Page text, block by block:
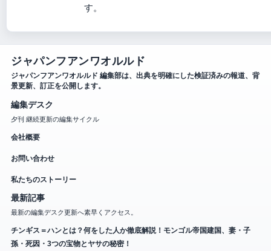
す。
ジャパンフアンワオルルド
ジャパンフアンワオルルド 編集部は、出典を明確にした検証済みの報道、背
景更新、訂正を公開します。
編集デスク
夕刊 継続更新の編集サイクル
会社概要
お問い合わせ
私たちのストーリー
最新記事
最新の編集デスク更新へ素早くアクセス。
チンギス＝ハンとは？何をした人か徹底解説！モンゴル帝国建国、妻・子
孫・死因・3つの宝物とヤサの秘密！